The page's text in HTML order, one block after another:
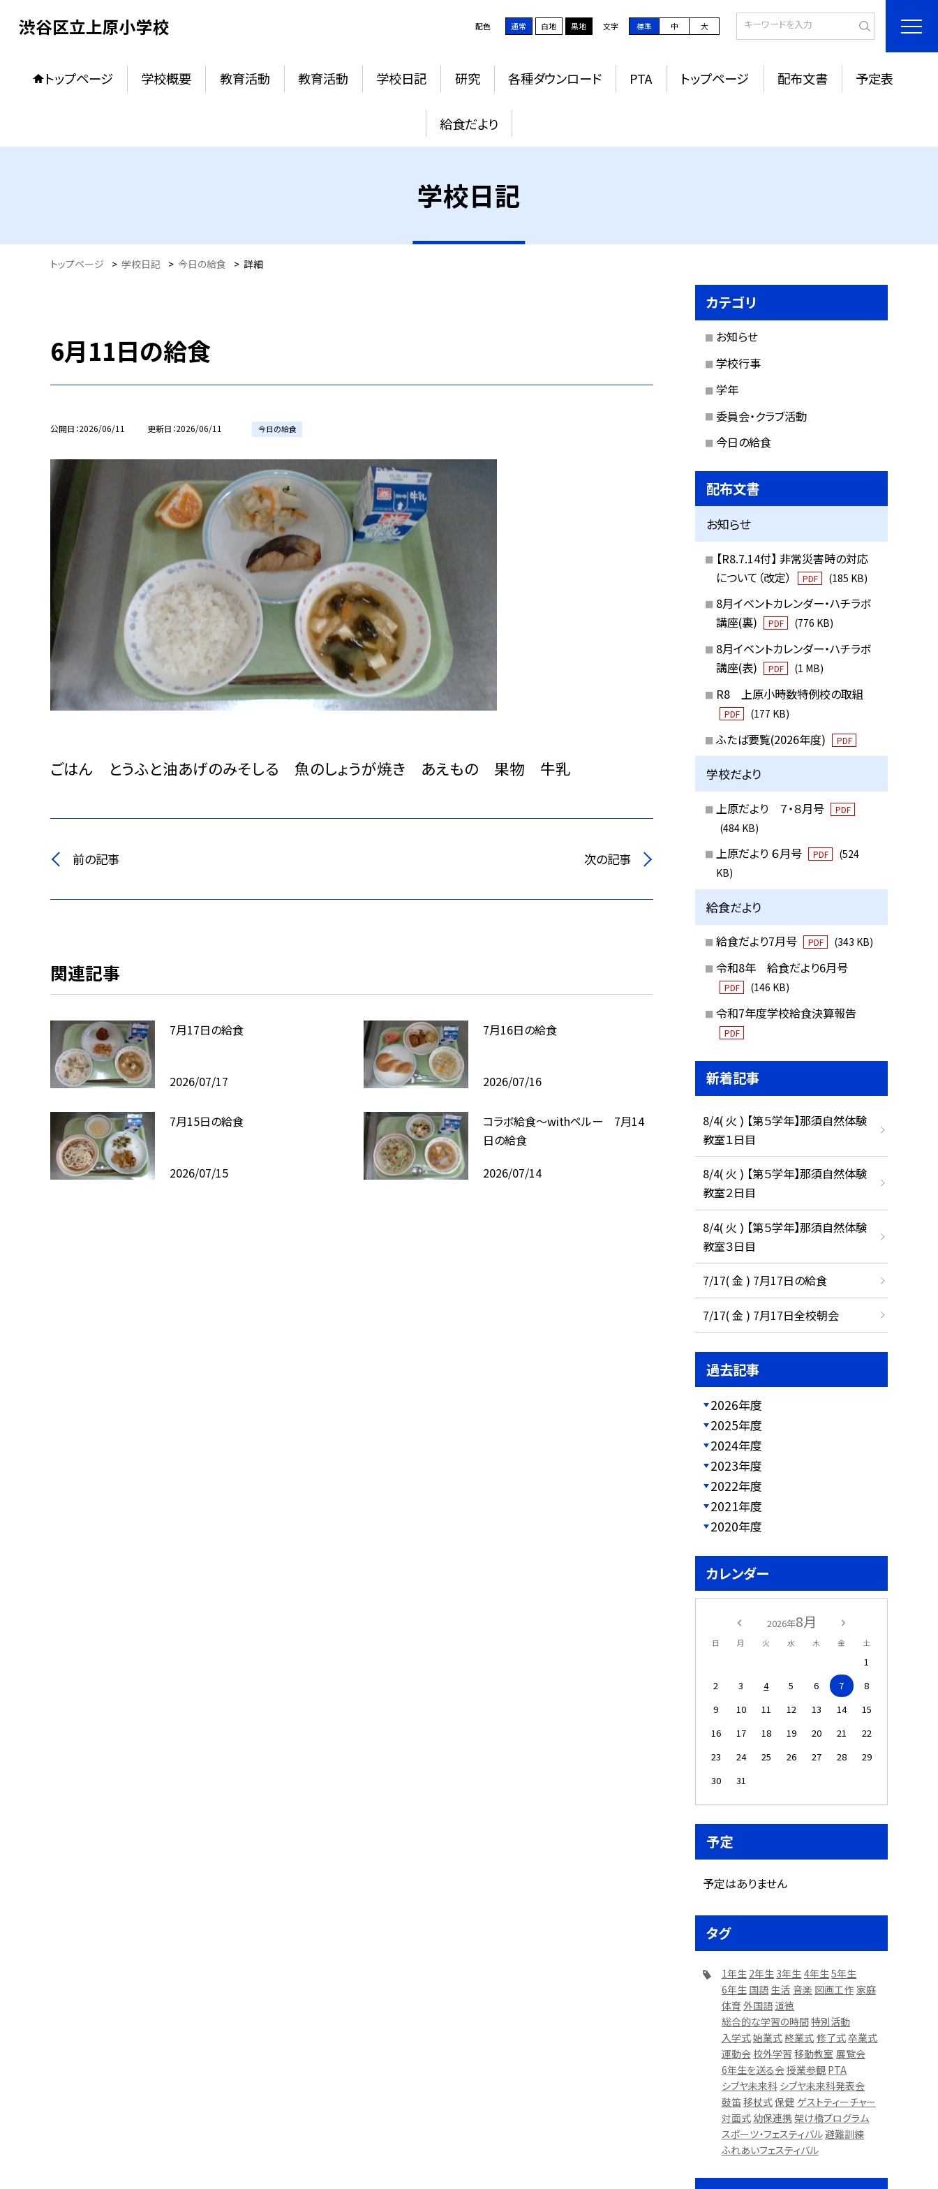
渋谷区立上原小学校 配色 通常 白地 黒地 文字 標準 中 大
トップページ 学校概要 教育活動 教育活動 学校日記 研究 各種ダウンロード PTA トップページ 配布文書 予定表
給食だより
学校日記
トップページ > 学校日記 > 今日の給食 > 詳細
6月11日の給食
公開日 2026/06/11 更新日 2026/06/11 今日の給食
ごはん とうふと油あげのみそしる 魚のしょうが焼き あえもの 果物 牛乳
前の記事 次の記事
関連記事
7月17日の給食
2026/07/17
7月16日の給食
2026/07/16
7月15日の給食
2026/07/15
コラボ給食～withペルー 7月14
日の給食
2026/07/14
カテゴリ
お知らせ
学校行事
学年
委員会・クラブ活動
今日の給食
配布文書
お知らせ
【R8.7.14付】 非常災害時の対応
について（改定）
PDF (185 KB)
8月イベントカレンダー・ハチラボ
講座(裏)
PDF (776 KB)
8月イベントカレンダー・ハチラボ
講座(表)
PDF (1 MB)
R8 上原小時数特例校の取組
PDF (177 KB)
ふたば要覧(2026年度) PDF
学校だより
上原だより ７・８月号 PDF
(484 KB)
上原だより ６月号 PDF
(524
KB)
給食だより
給食だより7月号 PDF (343 KB)
令和8年 給食だより6月号
PDF (146 KB)
令和7年度学校給食決算報告
PDF
新着記事
8/4( 火 ) 【第５学年】那須自然体験
教室１日目
8/4( 火 ) 【第５学年】那須自然体験
教室２日目
8/4( 火 ) 【第５学年】那須自然体験
教室３日目
7/17( 金 ) 7月17日の給食
7/17( 金 ) 7月17日全校朝会
過去記事
2026年度
2025年度
2024年度
2023年度
2022年度
2021年度
2020年度
カレンダー
2026年8月
日 月 火 水 木 金 土
1
2
3 4 5 6 7
8
9
10 11 12 13 14
15
16
17 18 19 20 21
22
23
24 25 26 27 28
29
30
31
予定
予定はありません
タグ
1年生 2年生 3年生 4年生5年生
6年生 国語生活 音楽 図画工作 家庭
体育 外国語道徳
総合的な学習の時間特別活動
入学式始業式終業式 修了式卒業式
運動会 校外学習 移動教室 展覧会
6年生を送る会授業参観 PTA
シブヤ未来科 シブヤ未来科発表会
鼓笛移杖式保健 ゲストティーチャー
対面式 幼保連携 架け橋プログラム
スポーツ・フェスティバル避難訓練
ふれあいフェスティバル